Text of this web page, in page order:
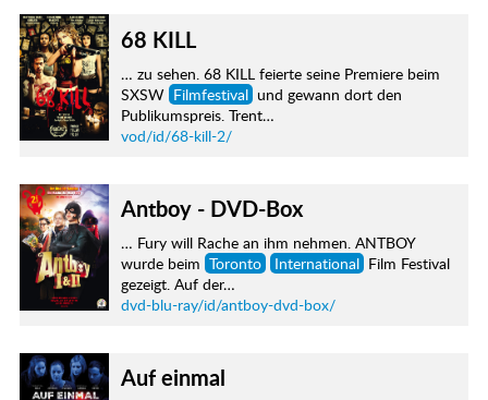
68 KILL
… zu sehen. 68 KILL feierte seine Premiere beim
SXSW Filmfestival und gewann dort den
Publikumspreis. Trent…
vod/id/68-kill-2/
Antboy - DVD-Box
… Fury will Rache an ihm nehmen. ANTBOY
wurde beim Toronto International Film Festival
gezeigt. Auf der…
dvd-blu-ray/id/antboy-dvd-box/
Auf einmal